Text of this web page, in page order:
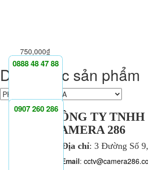
750,000₫
Danh mục sản phẩm
CÔNG TY
CAMERA 286
Địa chỉ: 3 Đường Số
Email:
0888 48 47 88
0907 260 286